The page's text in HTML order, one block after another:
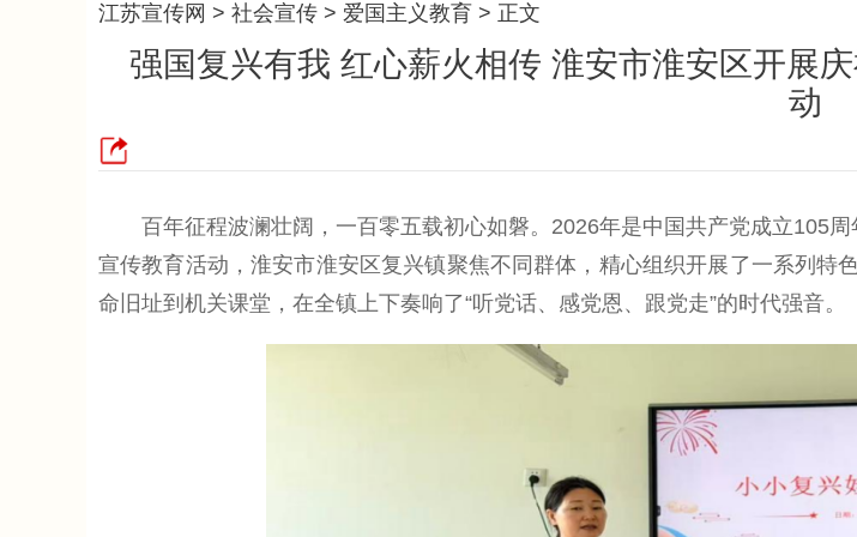
江苏宣传网 > 社会宣传 > 爱国主义教育 > 正文
强国复兴有我 红心薪火相传 淮安市淮安区开展
动
百年征程波澜壮阔，一百零五载初心如磐。2026年是中国共产党成立105周
宣传教育活动，淮安市淮安区复兴镇聚焦不同群体，精心组织开展了一系列
命旧址到机关课堂，在全镇上下奏响了“听党话、感党恩、跟党走”的时代强音。